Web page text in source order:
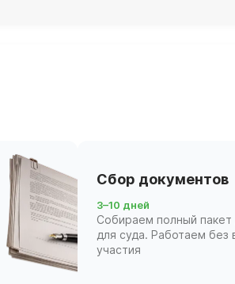
Сбор документов
3–10 дней
Собираем полный пакет
для суда. Работаем без
участия